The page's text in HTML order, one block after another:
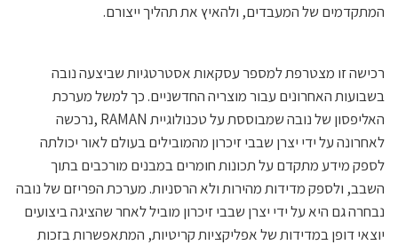
המתקדמים של המעבדים, ולהאיץ את תהליך ייצורם.
רכישה זו מצטרפת למספר עסקאות אסטרטגיות שביצעה נובה
בשבועות האחרונים עבור מוצריה החדשניים. כך למשל מערכת
האליפסון של נובה שמבוססת על טכנולוגיית RAMAN ,נרכשה
לאחרונה על ידי יצרן שבבי זיכרון מהמובילים בעולם לאור יכולתה
לספק מידע מתקדם על תכונות חומרים במבנים מורכבים בתוך
השבב, ולספק מדידות מהירות ולא הרסניות. מערכת הפריזם של נובה
נבחרה גם היא על ידי יצרן שבבי זיכרון מוביל לאחר שהציגה ביצועים
יוצאי דופן במדידות של אפליקציות קריטיות, המתאפשרות בזכות